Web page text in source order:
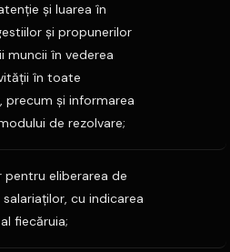
şi luarea în
şi propunerilor
muncii în vederea
în toate
şi informarea
de rezolvare;
pentru eliberarea de
cu indicarea
fiecăruia;